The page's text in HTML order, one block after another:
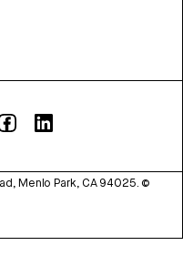
Menlo Park, CA 94025. ©